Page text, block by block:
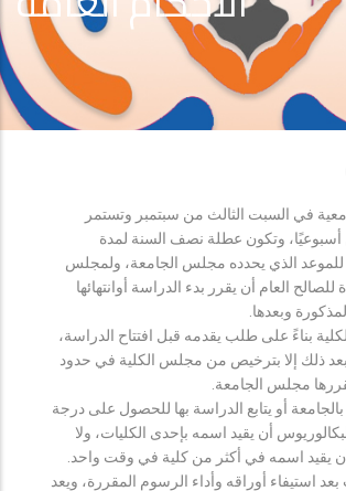
في السبت الثالث من سبتمبر وتستمر
أسبوعيًا، وتكون عطلة نصف السنة لمدة
للموعد الذي يحدده مجلس الجامعة، ولمجلس
للصالح العام أن يقرر بدء الدراسة أوانتهائها
وبعدها.
بناءً على طلب يقدمه قبل افتتاح الدراسة،
بعد ذلك إلا بترخيص من مجلس الكلية في حدود
مجلس الجامعة.
أو يتابع الدراسة بها للحصول على درجة
أن يقيد اسمه بإحدى الكليات، ولا
يقيد اسمه في أكثر من كلية في وقت واحد.
بعد استيفاء أوراقه وأداء الرسوم المقررة، ويعد